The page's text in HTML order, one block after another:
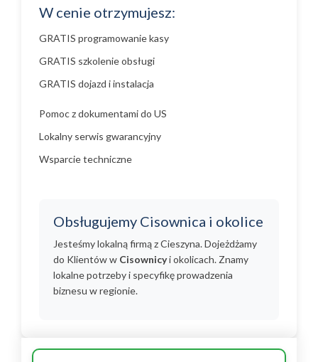
W cenie otrzymujesz:
GRATIS programowanie kasy
GRATIS szkolenie obsługi
GRATIS dojazd i instalacja
Pomoc z dokumentami do US
Lokalny serwis gwarancyjny
Wsparcie techniczne
Obsługujemy Cisownica i okolice
Jesteśmy lokalną firmą z Cieszyna. Dojeżdżamy
do Klientów w Cisownicyi okolicach. Znamy
lokalne potrzeby i specyfikę prowadzenia
biznesu w regionie.